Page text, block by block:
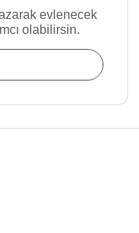
evlenecek
olabilirsin.